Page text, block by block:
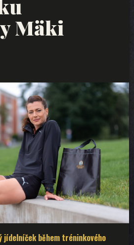
Mäki
jídelníček během tréninkového